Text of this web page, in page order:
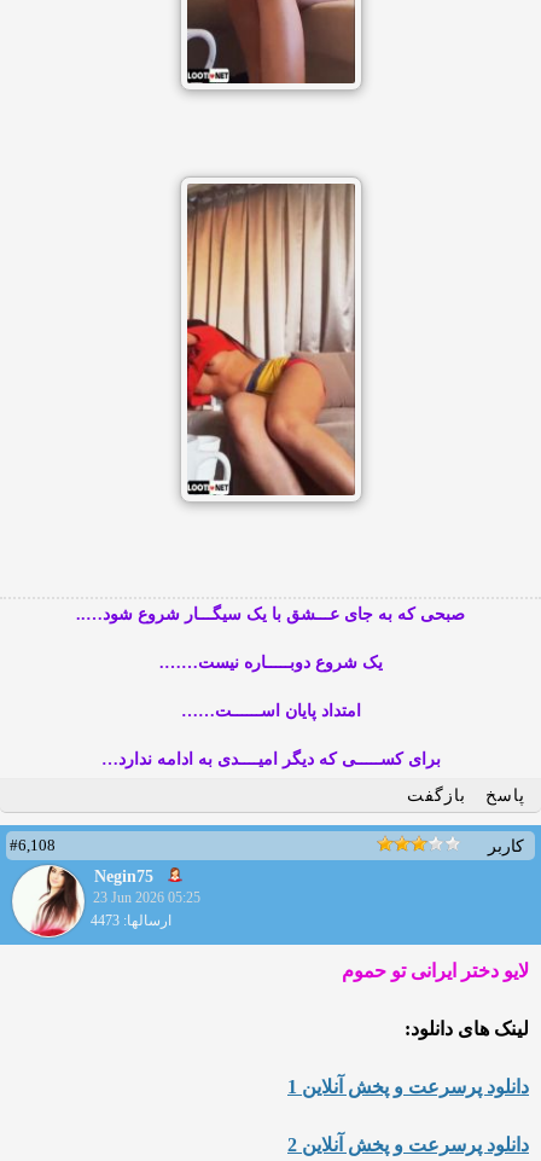
صبحی که به جای عـــشق با یک سیگـــار شروع شود…..
یک شروع دوبـــــاره نیست…….
امتداد پایان اســــــت……
برای کســـــی که دیگر امیــــدی به ادامه ندارد…
پاسخ
بازگفت
کاربر
#6,108
Negin75
23 Jun 2026 05:25
ارسالها: 4473
لایو دختر ایرانی تو حموم
لینک های دانلود:
دانلود پرسرعت و پخش آنلاین 1
دانلود پرسرعت و پخش آنلاین 2